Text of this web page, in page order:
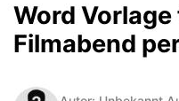
Word
Filmabend